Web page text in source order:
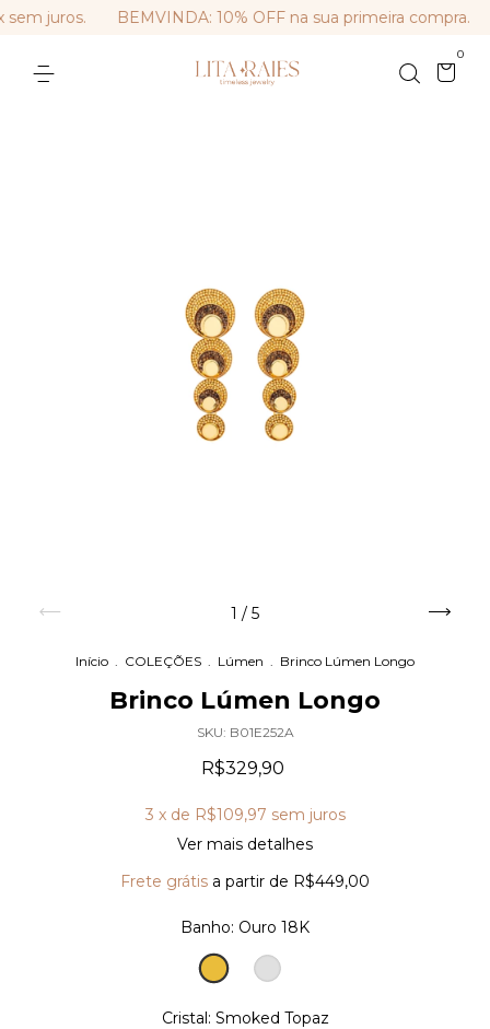
juros. BEMVINDA: 10% OFF na sua primeira compra.
0
1 / 5
Início COLEÇÕES Lúmen Brinco Lúmen Longo
Brinco Lúmen Longo
SKU: B01E252A
R$329,90
3 x de R$109,97 sem juros
Ver mais detalhes
Frete grátis a partir de R$449,00
Banho: Ouro 18K
Ouro
18K
Prata
Cristal: Smoked Topaz